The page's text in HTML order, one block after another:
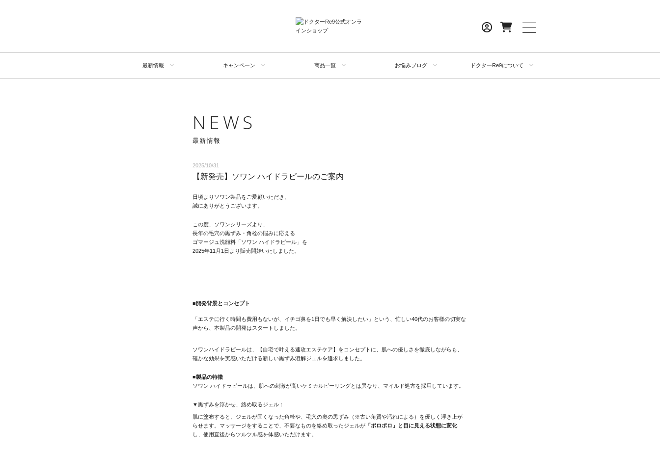
最新情報 キャンペーン 商品一覧 お悩みブログ ドクターRe9について
NEWS
最新情報
2025/10/31
【新発売】ソワン ハイドラピールのご案内
日頃よりソワン製品をご愛顧いただき、
誠にありがとうございます。
この度、ソワンシリーズより、
長年の毛穴の黒ずみ・角栓の悩みに応える
ゴマージュ洗顔料「ソワン ハイドラピール」を
2025年11月1日より販売開始いたしました。
■開発背景とコンセプト
「エステに行く時間も費用もないが、イチゴ鼻を1日でも早く解決したい」という、忙しい40代のお客様の切実な
声から、本製品の開発はスタートしました。
ソワンハイドラピールは、【自宅で叶える速攻エステケア】をコンセプトに、肌への優しさを徹底しながらも、
確かな効果を実感いただける新しい黒ずみ溶解ジェルを追求しました。
■製品の特徴
ソワン ハイドラピールは、肌への刺激が高いケミカルピーリングとは異なり、マイルド処方を採用しています。
▼黒ずみを浮かせ、絡め取るジェル：
肌に塗布すると、ジェルが固くなった角栓や、毛穴の奥の黒ずみ（※古い角質や汚れによる）を優しく浮き上が
らせます。マッサージをすることで、不要なものを絡め取ったジェルが 「ポロポロ」と目に見える状態に変化
し、使用直後からツルツル感を体感いただけます。